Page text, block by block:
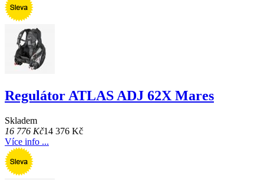
Regulátor ATLAS ADJ 62X Mares
Skladem
16 776 Kč14 376 Kč
Více info ...